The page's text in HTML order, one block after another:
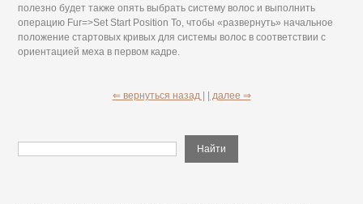
полезно будет также опять выбрать систему волос и выполнить
операцию Fur=>Set Start Position То, чтобы «развернуть» начальное
положение стартовых кривых для системы волос в соответствии с
ориентацией меха в первом кадре.
⇐ вернуться назад | | далее ⇒